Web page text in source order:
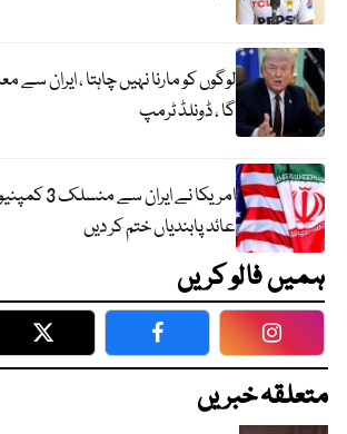
لوگوں کو مارنا نہیں چاہتا ، ایران سے
گا ، ڈونلڈ ٹرمپ
عائد پابندیاں ختم کر دیں
ہمیں فالو کریں
Twitter Facebook
متعلقہ خبریں